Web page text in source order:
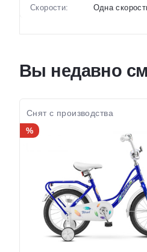
Скорости:
Одна
Цвет-размер в
наличии:
Оранжевый,
Белый,
Артикул:
1129942
Вы недавно
Снят с производства
%